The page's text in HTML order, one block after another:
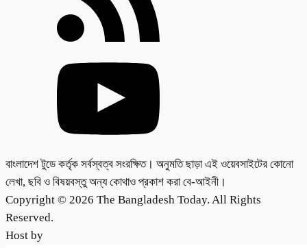
বাংলাদেশ টুডে কর্তৃক সর্বস্বত্ব সংরক্ষিত। অনুমতি ছাড়া এই ওয়েবসাইটের কোনো
লেখা, ছবি ও বিষয়বস্তু অন্য কোথাও প্রকাশ করা বে-আইনী।
Copyright © 2026 The Bangladesh Today. All Rights
Reserved.
Host by